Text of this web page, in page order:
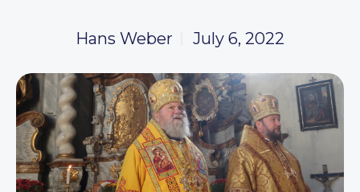
Hans Weber July 6, 2022